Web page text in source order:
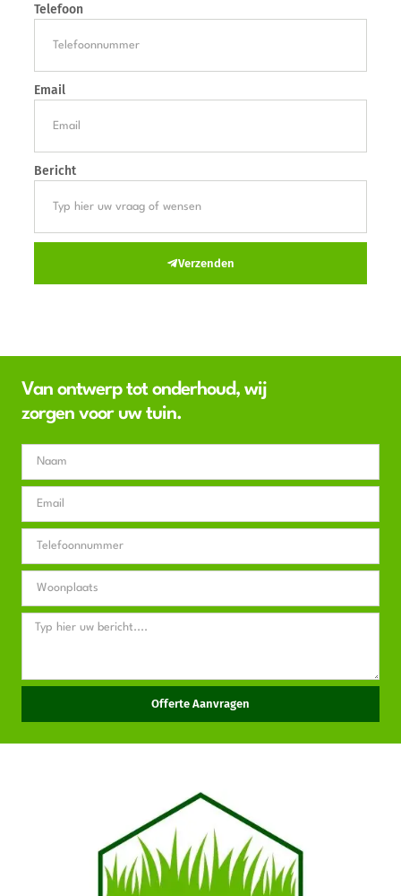
Telefoon
Email
Bericht
Verzenden
Van ontwerp tot onderhoud, wij
zorgen voor uw tuin.
Offerte Aanvragen